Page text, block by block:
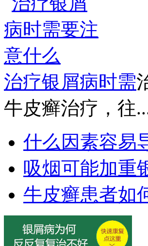
治疗银屑病时需
牛皮癣治疗，往
什么因素容易
吸烟可能加重
牛皮癣患者如